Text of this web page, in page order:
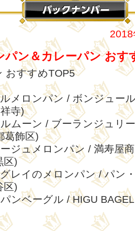
パン＆カレーパン おす
おすすめTOP5
メロンパン / ボンジュー
寺)
ムーン / ブーランジュリ
葛飾区)
ジュメロンパン / 満寿屋
区)
レイのメロンパン / パン
区)
ンベーグル / HIGU